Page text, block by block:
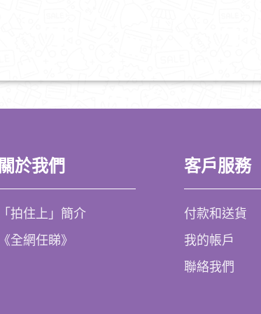
關於我們
「拍住上」簡介
《全網任睇》
客戶服務
付款和送貨
我的帳戶
聯絡我們